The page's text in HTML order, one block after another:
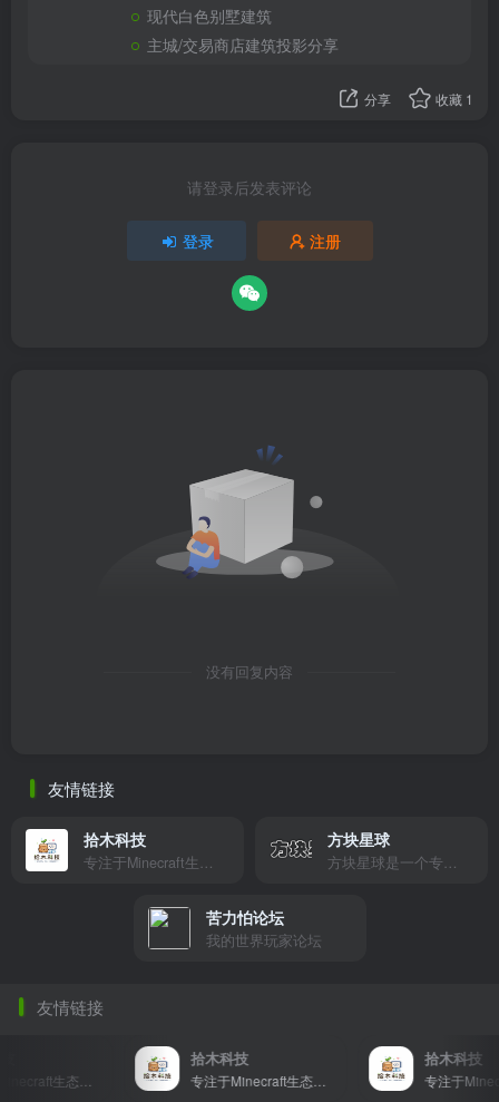
现代白色别墅建筑
主城/交易商店建筑投影分享
分享 收藏 1
请登录后发表评论
登录 注册
没有回复内容
友情链接
拾木科技
专注于Minecraft生态建设
方块星球
方块星球是一个专注于我的世界的中文论坛，提供丰富的资源分享、玩家交流和创意展示，包括地图、皮肤、数据包等内容，打造Minecraft玩家的专属社区乐园！
苦力怕论坛
我的世界玩家论坛
友情链接
专注于Minecraft生态建设
拾木科技
专注于Minecraft生态建设
拾木科技